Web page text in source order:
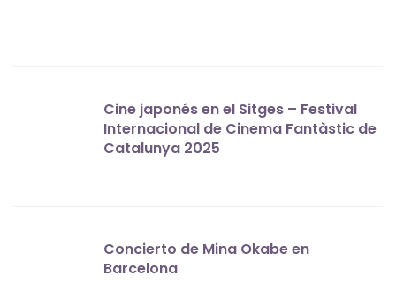
Cine japonés en el Sitges – Festival
Internacional de Cinema Fantàstic de
Catalunya 2025
Concierto de Mina Okabe en
Barcelona